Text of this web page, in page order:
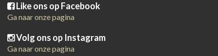
Like ons op Facebook
Ga naar onze pagina
Volg ons op Instagram
Ga naar onze pagina